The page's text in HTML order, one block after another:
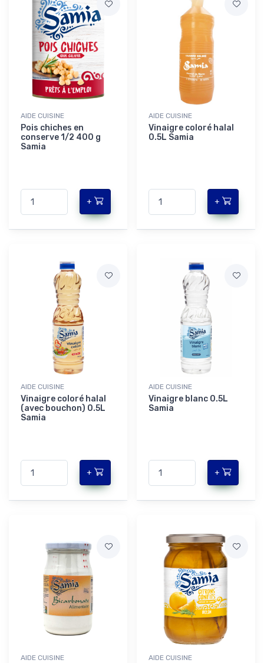
AIDE CUISINE
Pois chiches en
conserve 1/2 400 g
Samia
+
AIDE CUISINE
Vinaigre coloré halal
0.5L Samia
+
AIDE CUISINE
Vinaigre coloré halal
(avec bouchon) 0.5L
Samia
+
AIDE CUISINE
Vinaigre blanc 0.5L
Samia
+
AIDE CUISINE AIDE CUISINE